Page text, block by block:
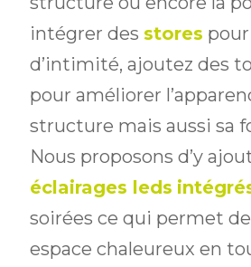
intégrer des stores
d’intimité, ajoutez des
pour améliorer
structure mais aussi sa
Nous proposons d’y
éclairages leds
soirées ce qui permet
espace chaleureux en